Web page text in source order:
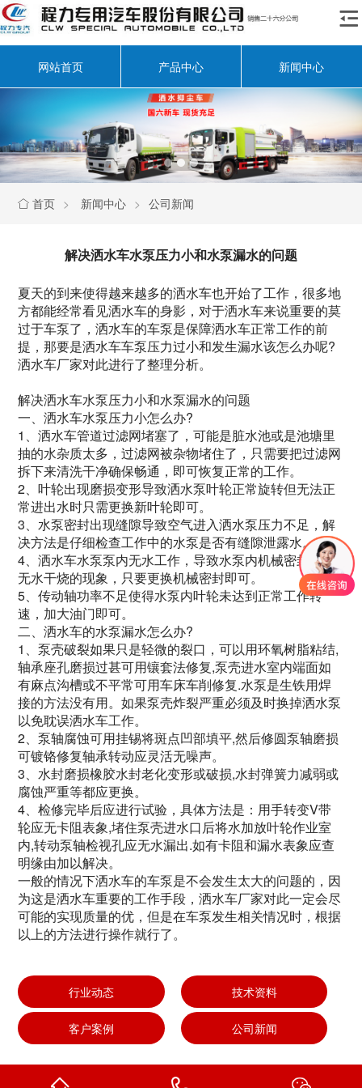

网站首页 产品中心 新闻中心
 首页 > 新闻中心 > 公司新闻
解决洒水车水泵压力小和水泵漏水的问题
夏天的到来使得越来越多的洒水车也开始了工作，很多地
方都能经常看见洒水车的身影，对于洒水车来说重要的莫
过于车泵了，洒水车的车泵是保障洒水车正常工作的前
提，那要是洒水车车泵压力过小和发生漏水该怎么办呢?
洒水车厂家对此进行了整理分析。
解决洒水车水泵压力小和水泵漏水的问题
一、洒水车水泵压力小怎么办?
1、洒水车管道过滤网堵塞了，可能是脏水池或是池塘里
抽的水杂质太多，过滤网被杂物堵住了，只需要把过滤网
拆下来清洗干净确保畅通，即可恢复正常的工作。
2、叶轮出现磨损变形导致洒水泵叶轮正常旋转但无法正
常进出水时只需更换新叶轮即可。
3、水泵密封出现缝隙导致空气进入洒水泵压力不足，解
决方法是仔细检查工作中的水泵是否有缝隙泄露水。
4、洒水车水泵泵内无水工作，导致水泵内机械密封出现
无水干烧的现象，只要更换机械密封即可。
5、传动轴功率不足使得水泵内叶轮未达到正常工作转
速，加大油门即可。
二、洒水车的水泵漏水怎么办?
1、泵壳破裂如果只是轻微的裂口，可以用环氧树脂粘结,
轴承座孔磨损过甚可用镶套法修复,泵壳进水室内端面如
有麻点沟槽或不平常可用车床车削修复.水泵是生铁用焊
接的方法没有用。如果泵壳炸裂严重必须及时换掉洒水泵
以免耽误洒水车工作。
2、泵轴腐蚀可用挂锡将斑点凹部填平,然后修圆泵轴磨损
可镀铬修复轴承转动应灵活无噪声。
3、水封磨损橡胶水封老化变形或破损,水封弹簧力减弱或
腐蚀严重等都应更换。
4、检修完毕后应进行试验，具体方法是：用手转变V带
轮应无卡阻表象,堵住泵壳进水口后将水加放叶轮作业室
内,转动泵轴检视孔应无水漏出.如有卡阻和漏水表象应查
明缘由加以解决。
一般的情况下洒水车的车泵是不会发生太大的问题的，因
为这是洒水车重要的工作手段，洒水车厂家对此一定会尽
可能的实现质量的优，但是在车泵发生相关情况时，根据
以上的方法进行操作就行了。
行业动态 技术资料
客户案例 公司新闻